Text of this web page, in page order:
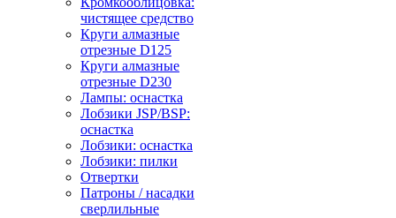
чистящее средство
Круги алмазные
отрезные D125
Круги алмазные
отрезные D230
Лампы: оснастка
Лобзики JSP/BSP:
оснастка
Лобзики: оснастка
Лобзики: пилки
Отвертки
Патроны / насадки
сверлильные